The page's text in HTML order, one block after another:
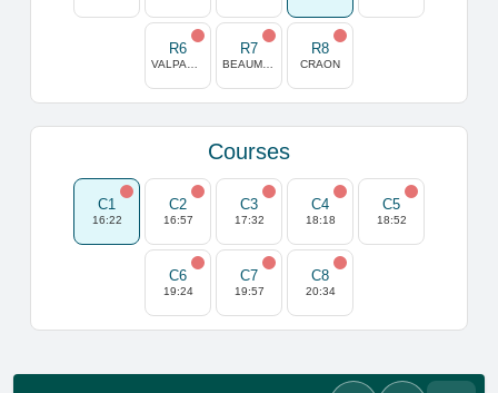
R6 R7 R8
CRAON
Courses
C1
16:22
C2
16:57
C3
17:32
C4
18:18
C5
18:52
C6
19:24
C7
19:57
C8
20:34